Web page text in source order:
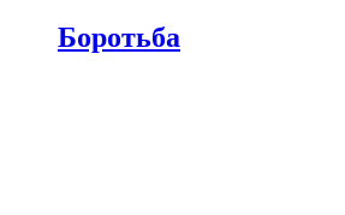
Боротьба